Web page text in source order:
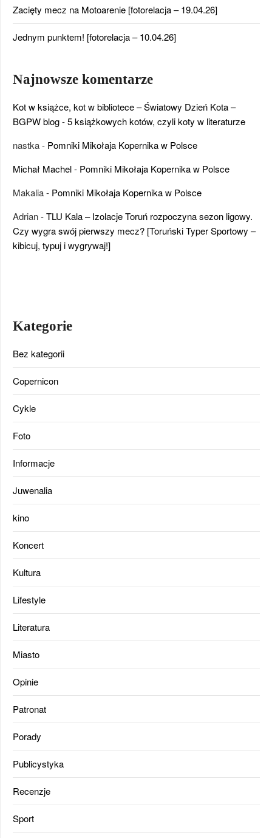
Zacięty mecz na Motoarenie [fotorelacja – 19.04.26]
Jednym punktem! [fotorelacja – 10.04.26]
Najnowsze komentarze
Kot w książce, kot w bibliotece – Światowy Dzień Kota –
BGPW blog-5 książkowych kotów, czyli koty w literaturze
nastka- Pomniki Mikołaja Kopernika w Polsce
Michał Machel- Pomniki Mikołaja Kopernika w Polsce
Makalia- Pomniki Mikołaja Kopernika w Polsce
Adrian-TLU Kala – Izolacje Toruń rozpoczyna sezon ligowy.
Czy wygra swój pierwszy mecz? [Toruński Typer Sportowy –
kibicuj, typuj i wygrywaj!]
Kategorie
Bez kategorii
Copernicon
Cykle
Foto
Informacje
Juwenalia
kino
Koncert
Kultura
Lifestyle
Literatura
Miasto
Opinie
Patronat
Porady
Publicystyka
Recenzje
Sport